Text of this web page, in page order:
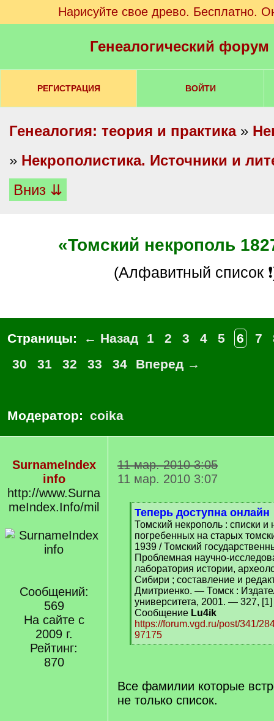
Нарисуйте свое древо. Бесплатно.
Генеалогический
РЕГИСТРАЦИЯ ВОЙТИ
Генеалогия: теория и практика»
» Некрополистика. Источники и
Вниз ⇊
«Томский некрополь
(алфавитный список
Страницы: ← Назад 1 2 3 4 5 6 7
30
31 32 33 34 Вперед →
Модератор: coika
SurnameIndex
info
http://www.Surna
meIndex.Info/mil
Сообщений:
569
На сайте с
2009 г.
Рейтинг:
870
11 мар. 2010 3:05
11 мар. 2010 3:07
[
q
]
Теперь доступна онлайн
Томский некрополь : списки и
погребенных на старых
1939 / Томский
Проблемная научно-
лаборатория истории,
Сибири ; составление и
Дмитриенко. — Томск :
университета, 2001. — 327, [1]
Сообщение Lu4ik
https://forum.vgd.ru/post/341/
97175
[
Все фамилии которые
не только список.